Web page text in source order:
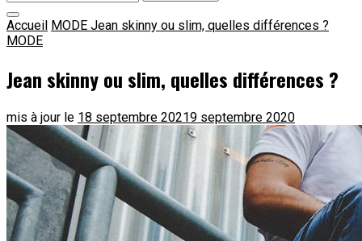
Accueil MODE Jean skinny ou slim, quelles différences ?
MODE
Jean skinny ou slim, quelles différences ?
mis à jour le 18 septembre 20219 septembre 2020